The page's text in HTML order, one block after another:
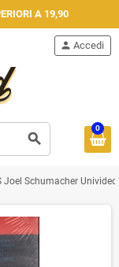
A 19,90
search
person Accedi
0
Joel Schumacher